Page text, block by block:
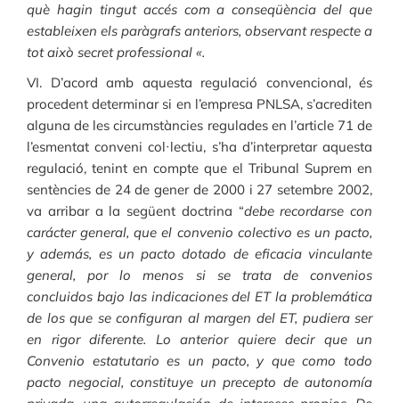
què hagin tingut accés com a conseqüència del que
estableixen els paràgrafs anteriors, observant respecte a
tot això secret professional «.
VI. D’acord amb aquesta regulació convencional, és
procedent determinar si en l’empresa PNLSA, s’acrediten
alguna de les circumstàncies regulades en l’article 71 de
l’esmentat conveni col·lectiu, s’ha d’interpretar aquesta
regulació, tenint en compte que el Tribunal Suprem en
sentències de 24 de gener de 2000 i 27 setembre 2002,
va arribar a la següent doctrina “debe recordarse con
carácter general, que el convenio colectivo es un pacto,
y además, es un pacto dotado de eficacia vinculante
general, por lo menos si se trata de convenios
concluidos bajo las indicaciones del ET la problemática
de los que se configuran al margen del ET, pudiera ser
en rigor diferente. Lo anterior quiere decir que un
Convenio estatutario es un pacto, y que como todo
pacto negocial, constituye un precepto de autonomía